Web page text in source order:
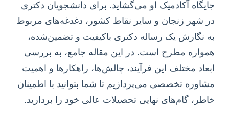
جایگاه آکادمیک او می‌گشاید. برای دانشجویان دکتری
در شهر زنجان و سایر نقاط کشور، دغدغه‌های مربوط
به نگارش یک رساله دکتری باکیفیت و تضمین‌شده،
همواره مطرح است. در این مقاله جامع، به بررسی
ابعاد مختلف این فرآیند، چالش‌ها، راهکارها و اهمیت
مشاوره تخصصی می‌پردازیم تا شما بتوانید با اطمینان
خاطر، گام‌های نهایی تحصیلات عالی خود را بردارید.